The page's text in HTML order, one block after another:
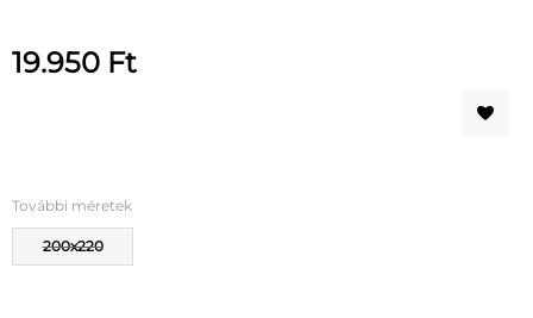
19.950 Ft
További méretek
200x220